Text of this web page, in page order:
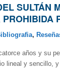
SULTÁN
,
años y su
lineal y sencillo,